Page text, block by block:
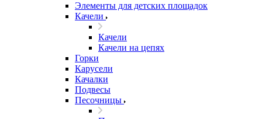
Элементы для детских площадок
Качели
Качели
Качели на цепях
Горки
Карусели
Качалки
Подвесы
Песочницы